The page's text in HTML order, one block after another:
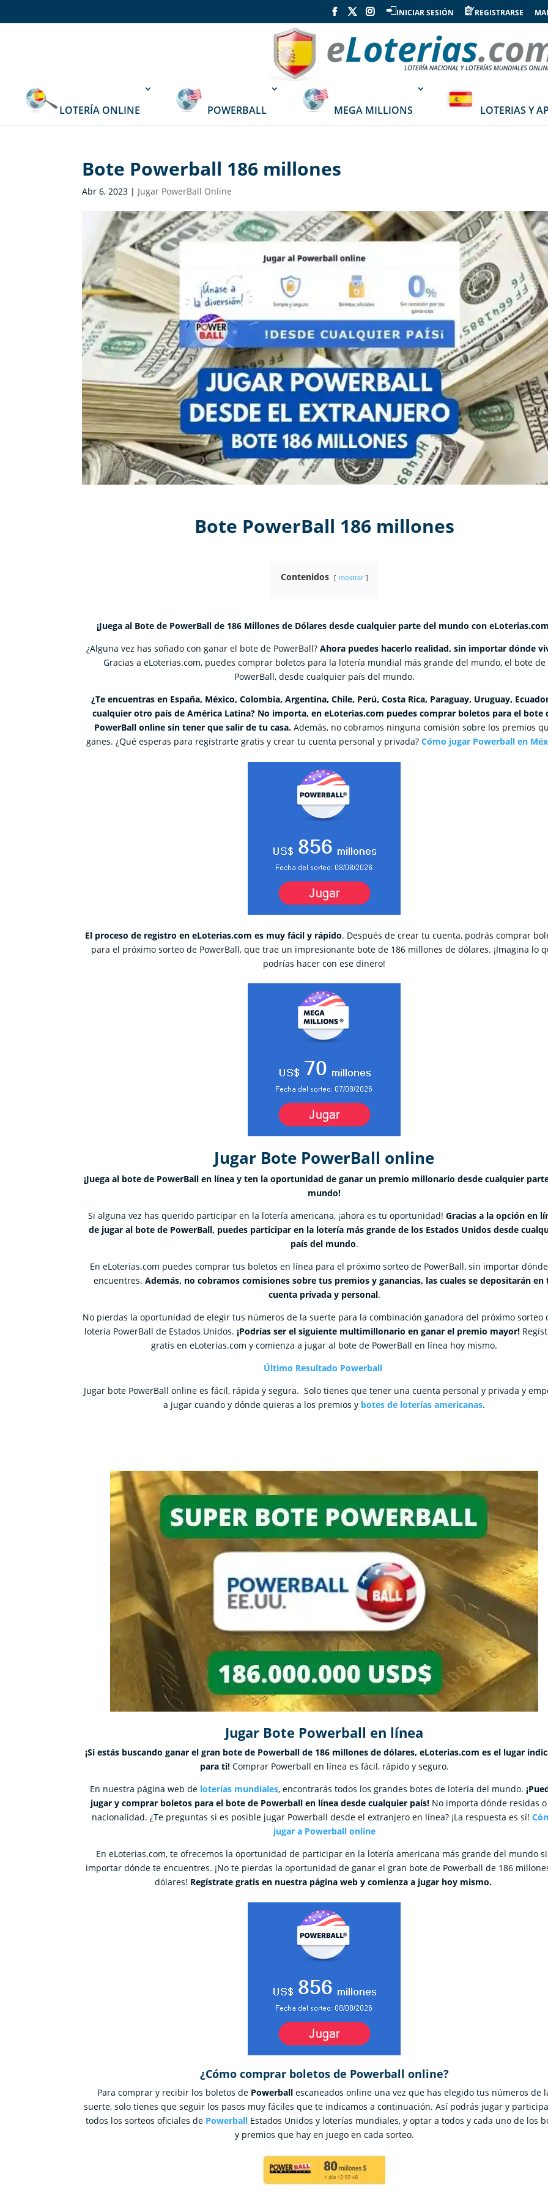
INICIAR SESIÓN REGISTRARSE
LOTERÍA ONLINE POWERBALL MEGA MILLIONS LOTERIAS Y
Bote Powerball 186 millones
Abr 6, 2023 | Jugar PowerBall Online
Bote PowerBall 186 millones
Contenidos mostrar
¡Juega al Bote de PowerBall de 186 Millones de Dólares desde cualquier parte del mundo con
¿Alguna vez has soñado con ganar el bote de PowerBall?Ahora puedes hacerlo realidad, sin importar dónde
Gracias a eLoterias.com, puedes comprar boletos para la lotería mundial más grande del mundo, el bote de
PowerBall, desde cualquier país del mundo.
¿Te encuentras en España, México, Colombia, Argentina, Chile, Perú, Costa Rica, Paraguay, Uruguay,
cualquier otro país de América Latina? No importa, en eLoterias.com puedes comprar boletos para el bote
PowerBall online sin tener que salir de tu casa. Además, no cobramos ninguna comisión sobre los premios
ganes. ¿Qué esperas para registrarte gratis y crear tu cuenta personal y privada? Cómo jugar Powerball en
El proceso de registro en eLoterias.com es muy fácil y rápido. Después de crear tu cuenta, podrás comprar
para el próximo sorteo de PowerBall, que trae un impresionante bote de 186 millones de dólares. ¡Imagina lo
podrías hacer con ese dinero!
Jugar Bote PowerBall online
¡Juega al bote de PowerBall en línea y ten la oportunidad de ganar un premio millonario desde cualquier
mundo!
Si alguna vez has querido participar en la lotería americana, ¡ahora es tu oportunidad!Gracias a la opción en
de jugar al bote de PowerBall, puedes participar en la lotería más grande de los Estados Unidos desde
país del mundo.
En eLoterias.com puedes comprar tus boletos en línea para el próximo sorteo de PowerBall, sin importar
encuentres. Además, no cobramos comisiones sobre tus premios y ganancias, las cuales se depositarán en
cuenta privada y personal.
No pierdas la oportunidad de elegir tus números de la suerte para la combinación ganadora del próximo sorteo
lotería PowerBall de Estados Unidos.¡Podrías ser el siguiente multimillonario en ganar el premio mayor!
gratis en eLoterias.com y comienza a jugar al bote de PowerBall en línea hoy mismo.
Último Resultado Powerball
Jugar bote PowerBall online es fácil, rápida y segura. Solo tienes que tener una cuenta personal y privada y
a jugar cuando y dónde quieras a los premios y botes de loterías americanas.
Jugar Bote Powerball en línea
¡Si estás buscando ganar el gran bote de Powerball de 186 millones de dólares, eLoterias.com es el lugar
para ti!Comprar Powerball en línea es fácil, rápido y seguro.
En nuestra página web de loterías mundiales, encontrarás todos los grandes botes de lotería del mundo.
jugar y comprar boletos para el bote de Powerball en línea desde cualquier país! No importa dónde residas
nacionalidad. ¿Te preguntas si es posible jugar Powerball desde el extranjero en línea? ¡La respuesta es sí!
jugar a Powerball online
En eLoterias.com, te ofrecemos la oportunidad de participar en la lotería americana más grande del mundo
importar dónde te encuentres. ¡No te pierdas la oportunidad de ganar el gran bote de Powerball de 186
dólares! Regístrate gratis en nuestra página web y comienza a jugar hoy mismo.
¿Cómo comprar boletos de Powerball online?
Para comprar y recibir los boletos de Powerball escaneados online una vez que has elegido tus números de
suerte, solo tienes que seguir los pasos muy fáciles que te indicamos a continuación. Así podrás jugar y
todos los sorteos oficiales de PowerballEstados Unidos y loterías mundiales, y optar a todos y cada uno de los
y premios que hay en juego en cada sorteo.